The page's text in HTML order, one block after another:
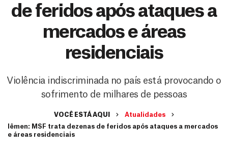
de feridos após ataques a
mercados e áreas
residenciais
Violência indiscriminada no país está provocando o
sofrimento de milhares de pessoas
VOCÊ ESTÁ AQUI
Atualidades
Iêmen: MSF trata dezenas de feridos após ataques a mercados
e áreas residenciais